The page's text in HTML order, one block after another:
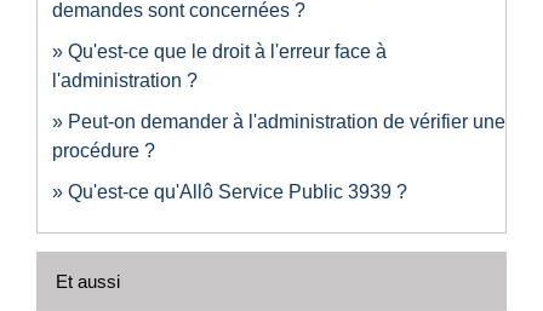
demandes sont concernées ?
Qu'est-ce que le droit à l'erreur face à
l'administration ?
Peut-on demander à l'administration de vérifier une
procédure ?
Qu'est-ce qu'Allô Service Public 3939 ?
Et aussi